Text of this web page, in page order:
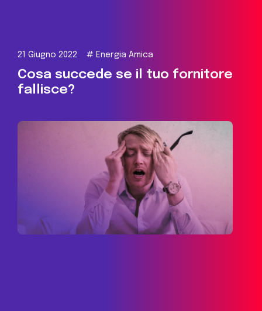
21 Giugno 2022 # Energia Amica
Cosa succede se il tuo fornitore
fallisce?